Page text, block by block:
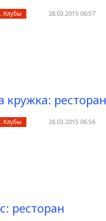
Клубы 28.03.2015 06:57
кружка: ресторан
Клубы 28.03.2015 06:56
ресторан